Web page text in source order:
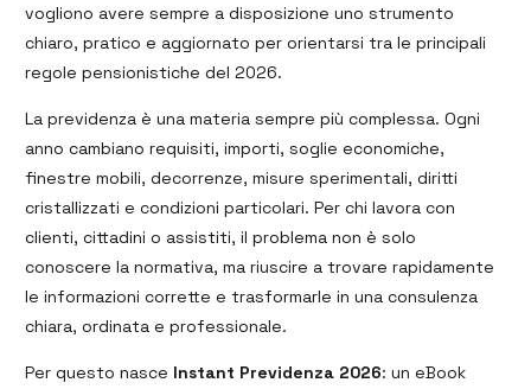
vogliono avere sempre a disposizione uno strumento
chiaro, pratico e aggiornato per orientarsi tra le principali
regole pensionistiche del 2026.
La previdenza è una materia sempre più complessa. Ogni
anno cambiano requisiti, importi, soglie economiche,
finestre mobili, decorrenze, misure sperimentali, diritti
cristallizzati e condizioni particolari. Per chi lavora con
clienti, cittadini o assistiti, il problema non è solo
conoscere la normativa, ma riuscire a trovare rapidamente
le informazioni corrette e trasformarle in una consulenza
chiara, ordinata e professionale.
Per questo nasce Instant Previdenza 2026: un eBook